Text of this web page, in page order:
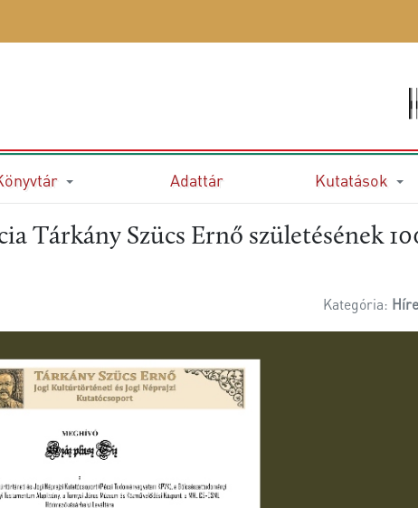
Adattár Kutatások
Tárkány Szücs Ernő születésének
Kategória: